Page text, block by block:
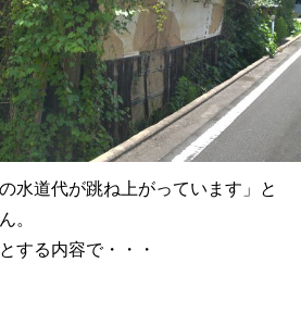
水道代が跳ね上がっています」と
。
する内容で・・・